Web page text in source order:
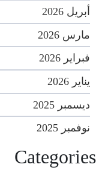
أبريل 2026
مارس 2026
فبراير 2026
يناير 2026
ديسمبر 2025
نوفمبر 2025
Categories